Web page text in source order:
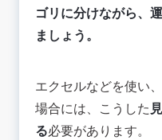
ゴリに分けながら、
ましょう。
エクセルなどを使い
場合には、こうした
る必要があります。